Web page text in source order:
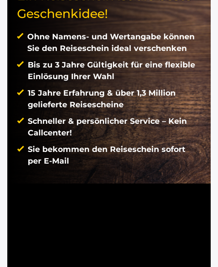
Geschenkidee!
Ohne Namens- und Wertangabe können
Sie den Reiseschein ideal verschenken
Bis zu 3 Jahre Gültigkeit für eine flexible
Einlösung Ihrer Wahl
15 Jahre Erfahrung & über 1,3 Million
gelieferte Reisescheine
Schneller & persönlicher Service – Kein
Callcenter!
Sie bekommen den Reiseschein sofort
per E-Mail